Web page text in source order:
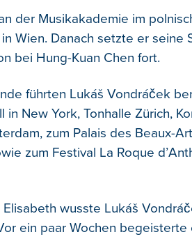
der Musikakademie im
Wien. Danach setzte er seine
bei Hung-Kuan Chen fort.
führten Lukáš Vondráček
in New York, Tonhalle Zürich,
zum Palais des Beaux-
zum Festival La Roque
wusste Lukáš
ein paar Wochen